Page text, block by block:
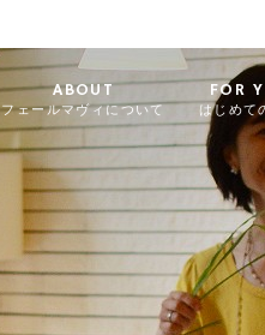
ABOUT
フェールマヴィについて
FOR
はじめて